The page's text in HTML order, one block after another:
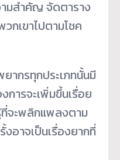
มสำคัญ จัดตาราง
กเขาไปตามโชค
ากรทุกประเภทนั้นมี
ารจะเพิ่มขึ้นเรื่อย
จะพลิกแพลงตาม
อาจเป็นเรื่องยากที่